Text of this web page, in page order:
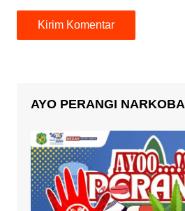
AYO PERANGI NARKOBA